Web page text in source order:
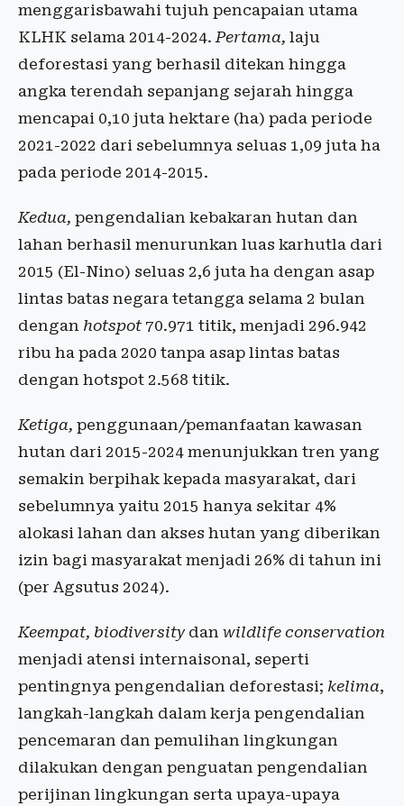
menggarisbawahi tujuh pencapaian utama
KLHK selama 2014-2024.Pertama, laju
deforestasi yang berhasil ditekan hingga
angka terendah sepanjang sejarah hingga
mencapai 0,10 juta hektare (ha) pada periode
2021-2022 dari sebelumnya seluas 1,09 juta ha
pada periode 2014-2015.
Kedua, pengendalian kebakaran hutan dan
lahan berhasil menurunkan luas karhutla dari
2015 (El-Nino) seluas 2,6 juta ha dengan asap
lintas batas negara tetangga selama 2 bulan
dengan hotspot 70.971 titik, menjadi 296.942
ribu ha pada 2020 tanpa asap lintas batas
dengan hotspot 2.568 titik.
Ketiga, penggunaan/pemanfaatan kawasan
hutan dari 2015-2024 menunjukkan tren yang
semakin berpihak kepada masyarakat, dari
sebelumnya yaitu 2015 hanya sekitar 4%
alokasi lahan dan akses hutan yang diberikan
izin bagi masyarakat menjadi 26% di tahun ini
(per Agsutus 2024).
Keempat, biodiversitydan wildlife conservation
menjadi atensi internaisonal, seperti
pentingnya pengendalian deforestasi; kelima,
langkah-langkah dalam kerja pengendalian
pencemaran dan pemulihan lingkungan
dilakukan dengan penguatan pengendalian
perijinan lingkungan serta upaya-upaya